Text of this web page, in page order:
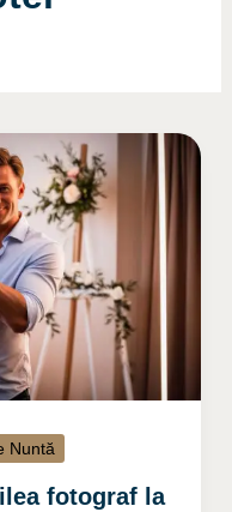
Nuntă
fotograf la